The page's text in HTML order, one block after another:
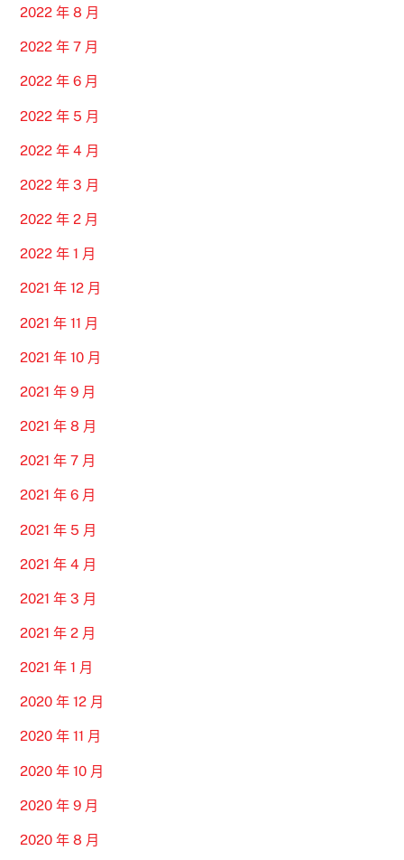
2022 年 8 月
2022 年 7 月
2022 年 6 月
2022 年 5 月
2022 年 4 月
2022 年 3 月
2022 年 2 月
2022 年 1 月
2021 年 12 月
2021 年 11 月
2021 年 10 月
2021 年 9 月
2021 年 8 月
2021 年 7 月
2021 年 6 月
2021 年 5 月
2021 年 4 月
2021 年 3 月
2021 年 2 月
2021 年 1 月
2020 年 12 月
2020 年 11 月
2020 年 10 月
2020 年 9 月
2020 年 8 月